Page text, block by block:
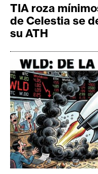
TIA roza
de Celestia se
su ATH